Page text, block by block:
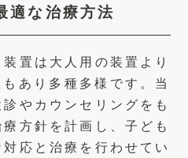
適な治療方法
置は大人用の装置より
あり多種多様です。当
やカウンセリングをも
方針を計画し、子ども
応と治療を行わせてい